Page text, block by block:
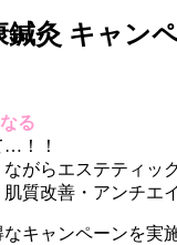
灸 キャン
る
…！！
がらエステティッ
質改善・アンチエ
キャンペーンを実